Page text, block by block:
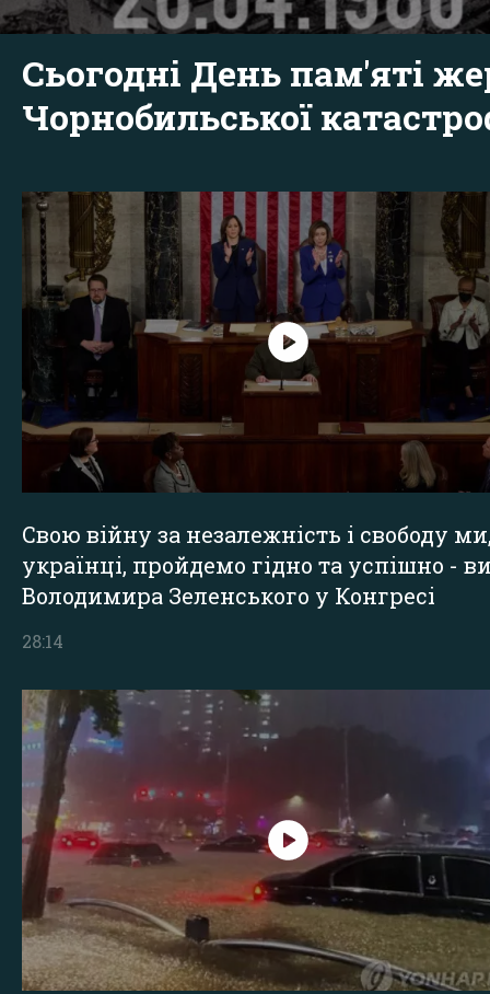
Сьогодні День пам'яті
Чорнобильської
Свою війну за незалежність і свободу
українці, пройдемо гідно та успішно -
Володимира Зеленського у Конгресі
28:14